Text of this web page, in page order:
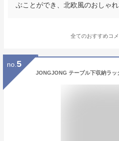
ぶことができ、北欧風のおしゃ
全てのおすすめコメ
no. 5